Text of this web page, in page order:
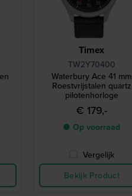
Timex
TW2Y70400
Waterbury Ace 41 mm
Roestvrijstalen quartz
pilotenhorloge
€ 179,-
● Op voorraad
Vergelijk
Bekijk Product